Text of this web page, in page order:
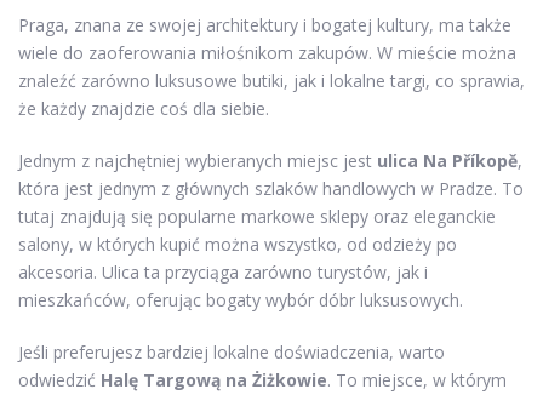
Praga, znana ze swojej architektury i bogatej kultury, ma także
wiele do zaoferowania miłośnikom zakupów. W mieście można
znaleźć zarówno luksusowe butiki, jak i lokalne targi, co sprawia,
że każdy znajdzie coś dla siebie.
Jednym z najchętniej wybieranych miejsc jest ulica Na Příkopě,
która jest jednym z głównych szlaków handlowych w Pradze. To
tutaj znajdują się popularne markowe sklepy oraz eleganckie
salony, w których kupić można wszystko, od odzieży po
akcesoria. Ulica ta przyciąga zarówno turystów, jak i
mieszkańców, oferując bogaty wybór dóbr luksusowych.
Jeśli preferujesz bardziej lokalne doświadczenia, warto
odwiedzić Halę Targową na Żiżkowie. To miejsce, w którym